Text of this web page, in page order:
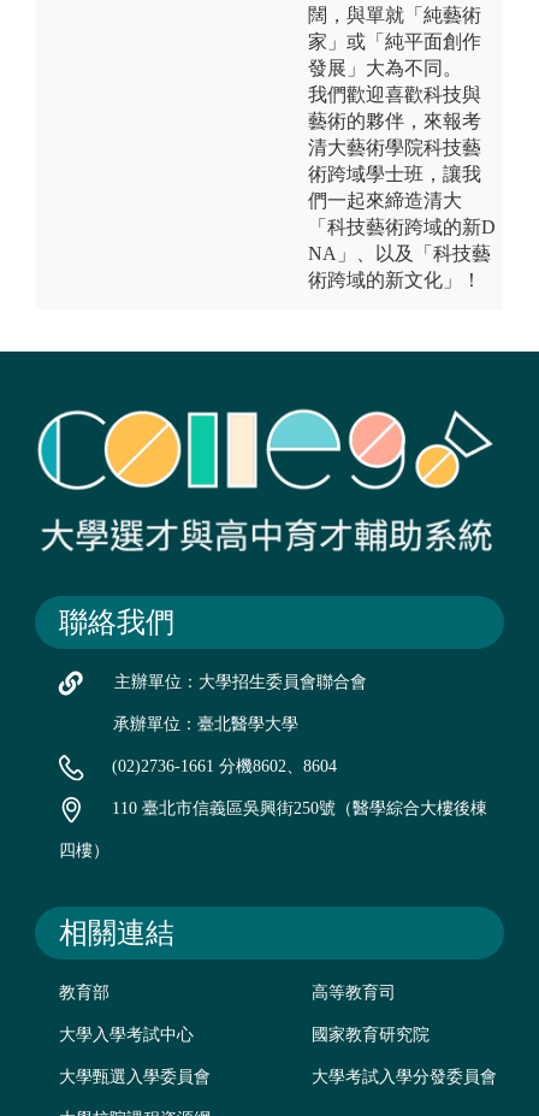
闊，與單就「純藝術
家」或「純平面創作
發展」大為不同。
我們歡迎喜歡科技與
藝術的夥伴，來報考
清大藝術學院科技藝
術跨域學士班，讓我
們一起來締造清大
「科技藝術跨域的新D
NA」、以及「科技藝
術跨域的新文化」！
聯絡我們
主辦單位：大學招生委員會聯合會
承辦單位：臺北醫學大學
(02)2736-1661 分機8602、8604
110 臺北市信義區吳興街250號（醫學綜合大樓後棟
四樓）
相關連結
教育部 高等教育司
大學入學考試中心 國家教育研究院
大學甄選入學委員會 大學考試入學分發委員會